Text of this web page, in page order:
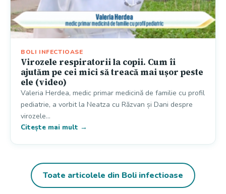
BOLI INFECTIOASE
Virozele respiratorii la copii. Cum îi
ajutăm pe cei mici să treacă mai ușor peste
ele (video)
Valeria Herdea, medic primar medicină de familie cu profil
pediatrie, a vorbit la Neatza cu Răzvan și Dani despre
virozele…
Citește mai mult →
Toate articolele din Boli infectioase